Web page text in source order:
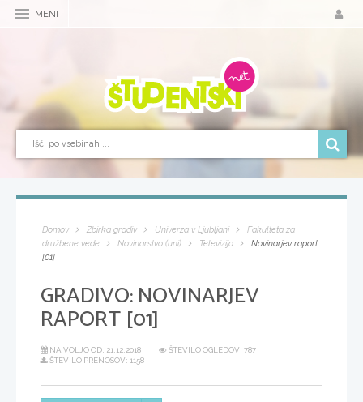
MENI
Domov Zbirka gradiv Univerza v Ljubljani
Fakulteta za
družbene vede
Novinarstvo (uni) Televizija
Novinarjev raport
[01]
GRADIVO:NOVINARJEV
RAPORT [01]
NA VOLJO OD: 21.12.2018
ŠTEVILO OGLEDOV: 787
ŠTEVILO PRENOSOV: 1158